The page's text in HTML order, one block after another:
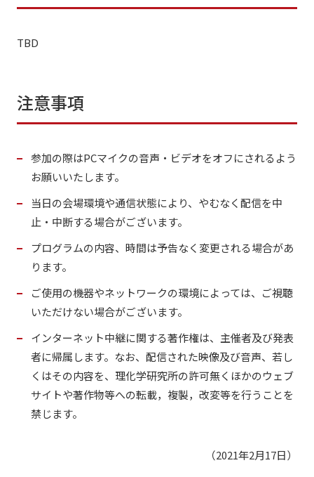
TBD
注意事項
参加の際はPCマイクの音声・ビデオをオフにされるよう
お願いいたします。
当日の会場環境や通信状態により、やむなく配信を中
止・中断する場合がございます。
プログラムの内容、時間は予告なく変更される場合があ
ります。
ご使用の機器やネットワークの環境によっては、ご視聴
いただけない場合がございます。
インターネット中継に関する著作権は、主催者及び発表
者に帰属します。なお、配信された映像及び音声、若し
くはその内容を、理化学研究所の許可無くほかのウェブ
サイトや著作物等への転載，複製，改変等を行うことを
禁じます。
（2021年2月17日）